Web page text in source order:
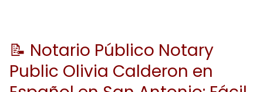
📝 Notario Público Notary
Public Olivia Calderon en